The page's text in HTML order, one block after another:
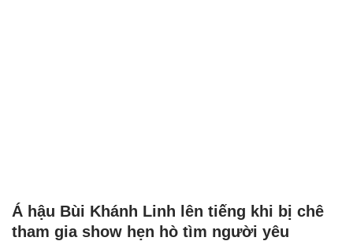
Á hậu Bùi Khánh Linh lên tiếng khi bị chê
tham gia show hẹn hò tìm người yêu